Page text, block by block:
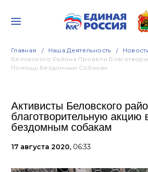
Главная Наша Деятельность
Беловского Района Провели
Помощь Бездомным Собакам
Активисты Беловского
благотворительную акцию
бездомным собакам
17 августа 2020, 06:33